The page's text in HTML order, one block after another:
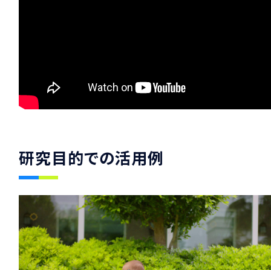
研究目的での活用例